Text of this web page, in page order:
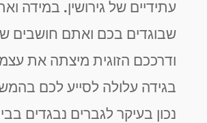
עתידיים של גירושין. במידה
שבוגדים בכם ואתם חושבים
ודרככם הזוגית מיצתה את
בגידה עלולה לסייע לכם
נכון בעיקר לגברים נבגדים